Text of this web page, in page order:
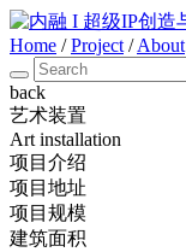
Home /Project /About
back
艺术装置
Art installation
项目介绍
项目地址
项目规模
建筑面积